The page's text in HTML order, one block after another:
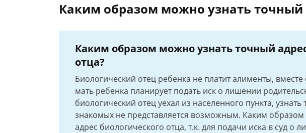
Каким образом можно узнать точный
Каким образом можно узнать точный
отца?
Биологический отец ребенка не платит алименты,
мать ребенка планирует подать иск о лишении
биологический отец уехал из населенного пункта,
знакомых не представляется возможным. Каким
адрес биологического отца, т.к. для подачи иска в суд о